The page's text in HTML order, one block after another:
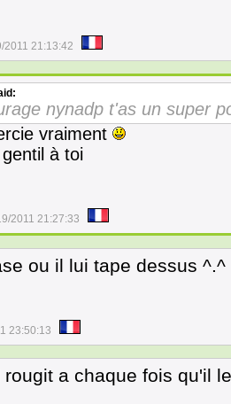
2011 21:13:42
nynadp t'as un super
vraiment
à toi
2011 21:27:33
ou il lui tape dessus ^.^
23:50:13
rougit a chaque fois qu'il